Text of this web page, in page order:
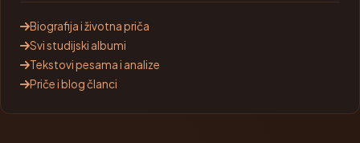
Biografija i životna priča
Svi studijski albumi
Tekstovi pesama i analize
Priče i blog članci